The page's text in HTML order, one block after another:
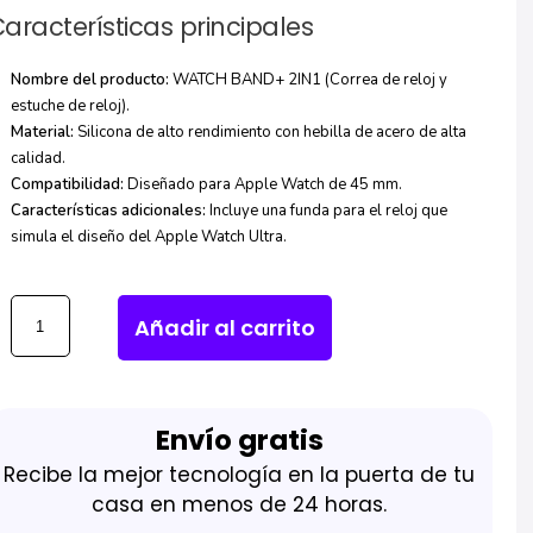
principales
Nombre del producto: WATCH BAND+ 2IN1 (Correa de reloj y
estuche de reloj).
Material: Silicona de alto rendimiento con hebilla de acero de alta
calidad.
Compatibilidad: Diseñado para Apple Watch de 45 mm.
Características adicionales: Incluye una funda para el reloj que
simula el diseño del Apple Watch Ultra.
Añadir al carrito
Envío gratis
Recibe la mejor tecnología en la puerta de tu
casa en menos de 24 horas.